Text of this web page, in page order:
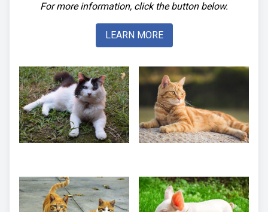
For more information, click the button below.
LEARN MORE